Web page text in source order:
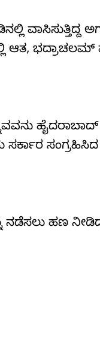
ಭದ್ರಾಚಲಮ್
ಸರ್ಕಾರ
ನಡೆಸಲು ಹಣ